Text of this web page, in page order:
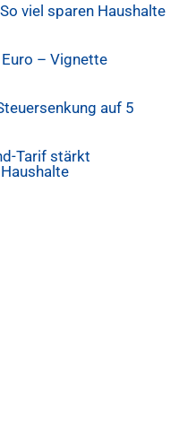
viel sparen Haushalte
– Vignette
auf 5
Tarif stärkt